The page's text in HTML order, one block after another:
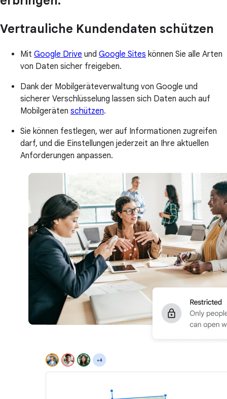
Vertrauliche Kundendaten schützen
Mit Google Drive und Google Sites können Sie alle Arten
von Daten sicher freigeben.
Dank der Mobilgeräteverwaltung von Google und
sicherer Verschlüsselung lassen sich Daten auch auf
Mobilgeräten schützen.
Sie können festlegen, wer auf Informationen zugreifen
darf, und die Einstellungen jederzeit an Ihre aktuellen
Anforderungen anpassen.